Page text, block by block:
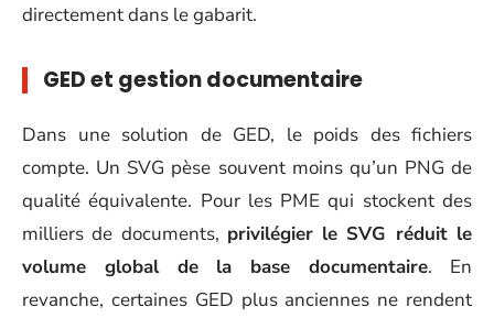
directement dans le gabarit.
GED et gestion documentaire
Dans une solution de GED, le poids des fichiers
compte. Un SVG pèse souvent moins qu’un PNG de
qualité équivalente. Pour les PME qui stockent des
milliers de documents, privilégier le SVG réduit le
volume global de la base documentaire. En
revanche, certaines GED plus anciennes ne rendent